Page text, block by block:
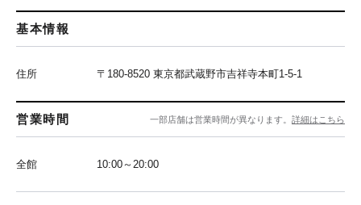
基本情報
住所 〒180-8520 東京都武蔵野市吉祥寺本町1-5-1
営業時間 一部店舗は営業時間が異なります。 詳細はこちら
全館 10:00～20:00